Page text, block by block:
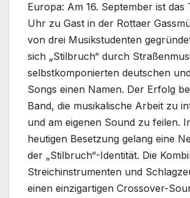
Europa: Am 16. September ist das
Uhr zu Gast in der Rottaer
von drei Musikstudenten
sich „Stilbruch“ durch
selbstkomponierten deutschen
Songs einen Namen. Der Erfolg
Band, die musikalische Arbeit zu
und am eigenen Sound zu feilen.
heutigen Besetzung gelang eine
der „Stilbruch“-Identität. Die
Streichinstrumenten und
einen einzigartigen Crossover-